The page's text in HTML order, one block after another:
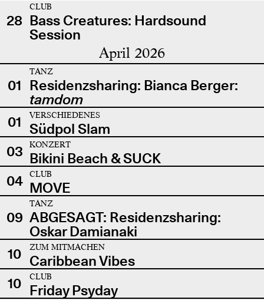
28
CLUB
Bass Creatures: Hardsound
Session
April 2026
01
TANZ
Residenzsharing: Bianca Berger:
tamdom
01
VERSCHIEDENES
Südpol Slam
03
KONZERT
Bikini Beach & SUCK
04
CLUB
MOVE
09
TANZ
ABGESAGT: Residenzsharing:
Oskar Damianaki
10
ZUM MITMACHEN
Caribbean Vibes
10
CLUB
Friday Psyday